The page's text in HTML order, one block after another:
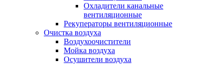
Охладители канальные
вентиляционные
Рекуператоры вентиляционные
Очистка воздуха
Воздухоочистители
Мойка воздуха
Осушители воздуха